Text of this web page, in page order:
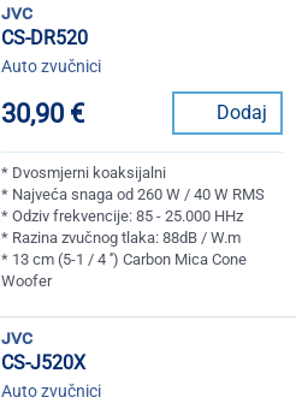
jvc
CS-DR520
Auto zvučnici
30,90 € Dodaj
* Dvosmjerni koaksijalni
* Najveća snaga od 260 W / 40 W RMS
* Odziv frekvencije: 85 - 25.000 HHz
* Razina zvučnog tlaka: 88dB / W.m
* 13 cm (5-1 / 4 '') Carbon Mica Cone
Woofer
jvc
CS-J520X
Auto zvučnici